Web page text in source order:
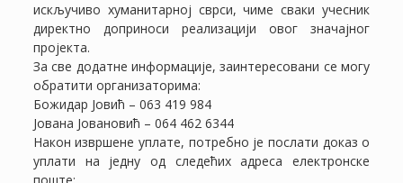
искључиво хуманитарној сврси, чиме сваки учесник
директно доприноси реализацији овог значајног
пројекта.
За све додатне информације, заинтересовани се могу
обратити организаторима:
Божидар Јовић – 063 419 984
Јована Јовановић – 064 462 6344
Након извршене уплате, потребно је послати доказ о
уплати на једну од следећих адреса електронске